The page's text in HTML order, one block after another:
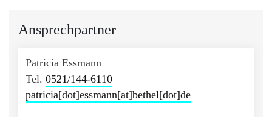
Ansprechpartner
Patricia Essmann
Tel. 0521/144-6110
patricia[dot]essmann[at]bethel[dot]de